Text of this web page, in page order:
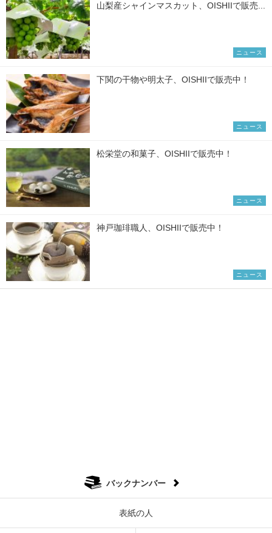
山梨産シャインマスカット、OISHIIで販売...
ニュース
下関の干物や明太子、OISHIIで販売中！
ニュース
松栄堂の和菓子、OISHIIで販売中！
ニュース
神戸珈琲職人、OISHIIで販売中！
ニュース
バックナンバー
表紙の人